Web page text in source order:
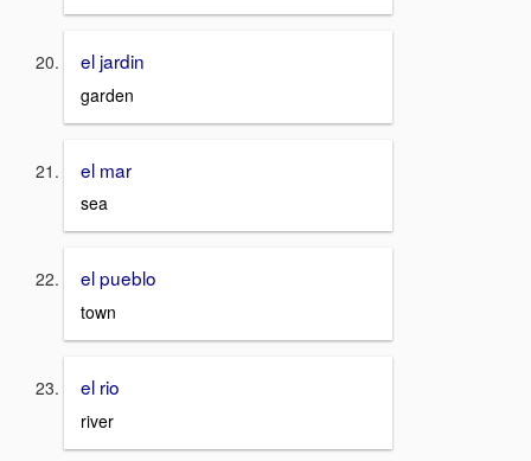
el jardin
garden
el mar
sea
el pueblo
town
el rio
river